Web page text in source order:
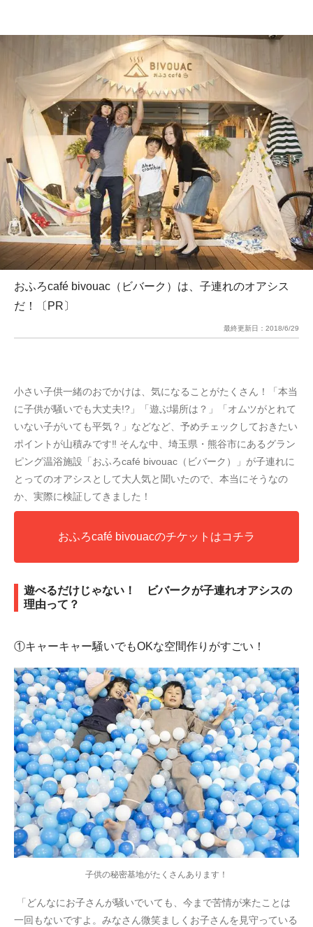
おふろcafé bivouac（ビバーク）は、子連れのオアシス
だ！〔PR〕
最終更新日： 2018/6/29
小さい子供一緒のおでかけは、気になることがたくさん！「本当
に子供が騒いでも大丈夫!?」「遊ぶ場所は？」「オムツがとれて
いない子がいても平気？」などなど、予めチェックしておきたい
ポイントが山積みです‼ そんな中、埼玉県・熊谷市にあるグラン
ピング温浴施設「おふろcafé bivouac（ビバーク）」が子連れに
とってのオアシスとして大人気と聞いたので、本当にそうなの
か、実際に検証してきました！
おふろcafé bivouacのチケットはコチラ
遊べるだけじゃない！ ビバークが子連れオアシスの
理由って？
①キャーキャー騒いでもOKな空間作りがすごい！
子供の秘密基地がたくさんあります！
「どんなにお子さんが騒いでいても、今まで苦情が来たことは
一回もないですよ。みなさん微笑ましくお子さんを見守っている